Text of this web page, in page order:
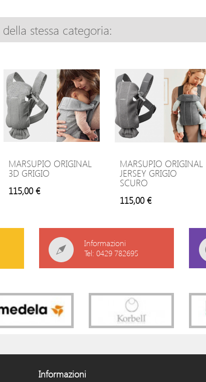
stessa categoria:
MARSUPIO ORIGINAL
3D GRIGIO
115,00 €
MARSUPIO ORIGINAL
JERSEY GRIGIO
SCURO
115,00 €
Informazioni
Tel: 0429 782695
Informazioni